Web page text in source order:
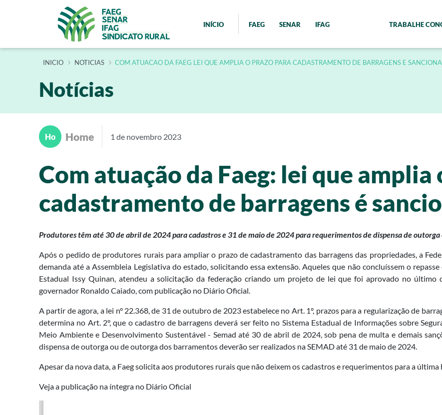
INÍCIO FAEG SENAR IFAG TRABALHE
INÍCIO NOTICIAS COM ATUACAO DA FAEG LEI QUE AMPLIA O PRAZO PARA CADASTRAMENTO DE BARRAGENS E
Notícias
Ho Home 1 de novembro 2023
Com atuação da Faeg: lei que amplia
cadastramento de barragens é
Produtores têm até 30 de abril de 2024 para cadastros e 31 de maio de 2024 para requerimentos de dispensa de
Após o pedido de produtores rurais para ampliar o prazo de cadastramento das barragens das propriedades, a
demanda até a Assembleia Legislativa do estado, solicitando essa extensão. Aqueles que não concluíssem o
Estadual Issy Quinan, atendeu a solicitação da federação criando um projeto de lei que foi aprovado no
governador Ronaldo Caiado, com publicação no Diário Oficial.
A partir de agora, a lei n° 22.368, de 31 de outubro de 2023 estabelece no Art. 1°, prazos para a regularização de
determina no Art. 2°, que o cadastro de barragens deverá ser feito no Sistema Estadual de Informações sobre
Meio Ambiente e Desenvolvimento Sustentável - Semad até 30 de abril de 2024, sob pena de multa e demais
dispensa de outorga ou de outorga dos barramentos deverão ser realizados na SEMAD até 31 de maio de 2024.
Apesar da nova data, a Faeg solicita aos produtores rurais que não deixem os cadastros e requerimentos para a última
Veja a publicação na íntegra no Diário Oficial